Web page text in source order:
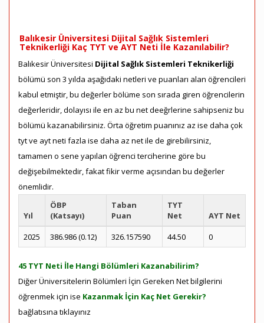
Balıkesir Üniversitesi Dijital Sağlık Sistemleri
Teknikerliği Kaç TYT ve AYT Neti İle Kazanılabilir?
Balıkesir Üniversitesi Dijital Sağlık Sistemleri Teknikerliği
bölümü son 3 yılda aşağıdaki netleri ve puanları alan öğrencileri
kabul etmiştir, bu değerler bölüme son sırada giren öğrencilerin
değerleridir, dolayısı ile en az bu net deeğrlerine sahipseniz bu
bölümü kazanabilirsiniz. Örta öğretim puanınız az ise daha çok
tyt ve ayt neti fazla ise daha az net ile de girebilirsiniz,
tamamen o sene yapılan öğrenci terciherine göre bu
değişebilmektedir, fakat fikir verme açısından bu değerler
önemlidir.
Yıl
ÖBP
(Katsayı)
Taban
Puan
TYT
Net
AYT Net
2025
386.986 (0.12) 326.157590 44.50 0
45 TYT Neti İle Hangi Bölümleri Kazanabilirim?
Diğer Üniversitelerin Bölümleri İçin Gereken Net bilgilerini
öğrenmek için ise Kazanmak İçin Kaç Net Gerekir?
bağlatısına tıklayınız